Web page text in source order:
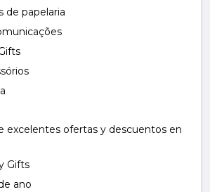
de papelaria
excelentes ofertas y descuentos en
Gifts
ano